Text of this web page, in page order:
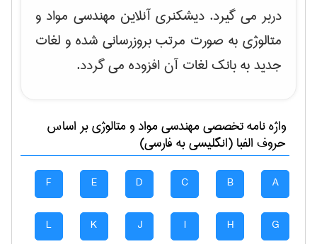
دربر می گیرد. دیشکنری آنلاین مهندسی مواد و
متالوژی به صورت مرتب بروزرسانی شده و لغات
جدید به بانک لغات آن افزوده می گردد.
واژه نامه تخصصیمهندسی مواد و متالوژیبر اساس
حروف الفبا (انگلیسی به فارسی)
A
B
C
D
E
F
G
H
I
J
K
L